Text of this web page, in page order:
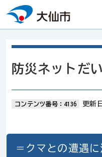
本文へスキップ
防災ネットだ
コンテンツ番号：4136 更新
＝クマとの遭遇